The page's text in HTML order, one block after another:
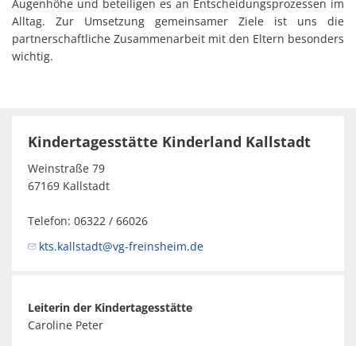
Augenhöhe und beteiligen es an Entscheidungsprozessen im
Alltag. Zur Umsetzung gemeinsamer Ziele ist uns die
partnerschaftliche Zusammenarbeit mit den Eltern besonders
wichtig.
Kindertagesstätte Kinderland Kallstadt
Weinstraße 79
67169 Kallstadt
Telefon: 06322 / 66026
kts.kallstadt@vg-freinsheim.de
Leiterin der Kindertagesstätte
Caroline Peter